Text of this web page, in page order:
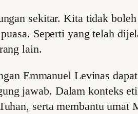
sekitar. Kita tidak boleh
Seperti yang telah
lain.
Emmanuel Levinas
jawab. Dalam konteks
serta membantu umat